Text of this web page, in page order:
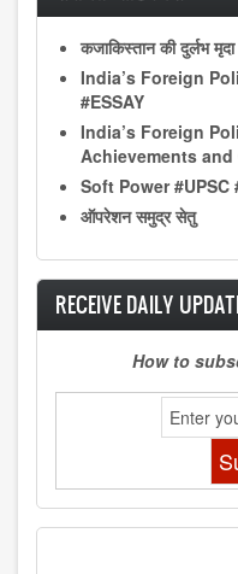
कजाकिस्तान की दुर्लभ मृदा
India’s Foreign
#ESSAY
India’s Foreign
Achievements
Soft Power #UPSC
ऑपरेशन समुद्र सेतु
RECEIVE DAILY
How to